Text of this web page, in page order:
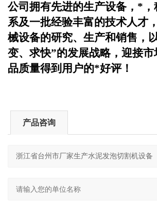
公司拥有先进的生产设备，*
系及一批经验丰富的技术人才
械设备的研究、生产和销售，
变、求快”的发展战略，迎接
品质量得到用户的*好评！
产品咨询